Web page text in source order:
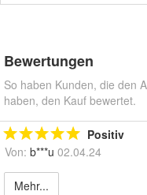
Bewertungen
So haben Kunden, die den
haben, den Kauf bewertet.
Positiv
Von: b***u 02.04.24
Mehr...